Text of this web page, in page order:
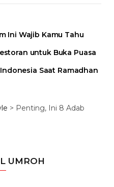
Ini Wajib Kamu Tahu
untuk Buka Puasa
Saat Ramadhan
> Penting, Ini 8 Adab
UMROH